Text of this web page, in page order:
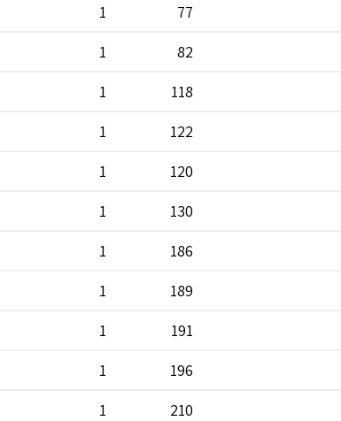
77
1
82
1
118
1
122
1
120
1
130
1
186
1
189
1
191
1
196
1
210
1